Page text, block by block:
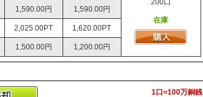
200口
在庫
1,590.00円 1,590.00円
2,025.00PT 1,620.00PT
1,500.00円 1,200.00円
1口=100万銅銭